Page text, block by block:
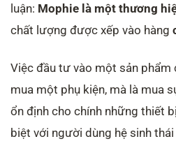
luận: Mophie là một thương
chất lượng được xếp vào hàng
Việc đầu tư vào một sản phẩm
mua một phụ kiện, mà là mua
ổn định cho chính những thiết
biệt với người dùng hệ sinh